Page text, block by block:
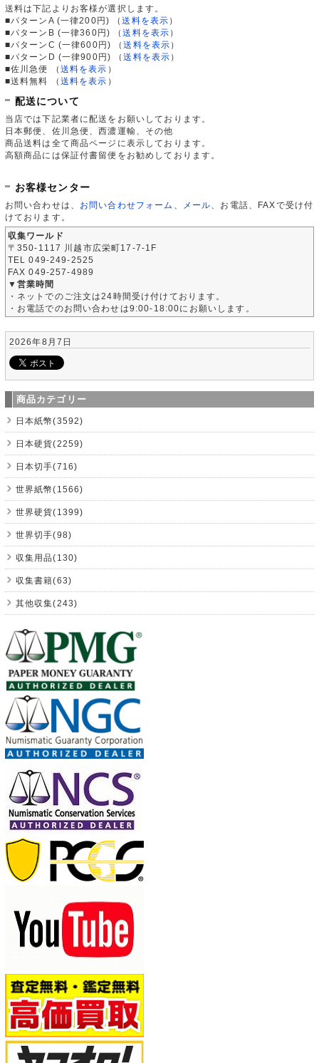
送料は下記よりお客様が選択します。
■パターンA (一律200円)
（送料を表示 ）
■パターンB (一律360円)
（送料を表示 ）
■パターンC (一律600円)
（送料を表示 ）
■パターンD (一律900円)
（送料を表示 ）
■佐川急便
（ 送料を表示 ）
■送料無料
（ 送料を表示 ）
配送について
当店では下記業者に配送をお願いしております。
日本郵便、佐川急便、西濃運輸、その他
商品送料は全て商品ページに表示しております。
高額商品には保証付書留便をお勧めしております。
お客様センター
お問い合わせは、 お問い合わせフォーム メール 、お電話、FAXで受け付
けております。
収集ワールド
〒350-1117 川越市広栄町17-7-1F
TEL 049-249-2525
FAX 049-257-4989
▼営業時間
・ネットでのご注文は24時間受け付けております。
・お電話でのお問い合わせは9:00-18:00にお願いします。
2026年8月7日
商品カテゴリー
日本紙幣(3592)
日本硬貨(2259)
日本切手(716)
世界紙幣(1566)
世界硬貨(1399)
世界切手(98)
収集用品(130)
収集書籍(63)
其他収集(243)